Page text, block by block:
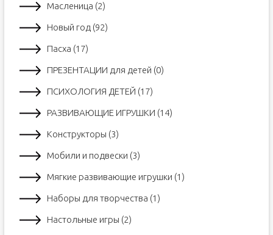
Масленица (2)
Новый год (92)
Пасха (17)
ПРЕЗЕНТАЦИИ для детей (0)
ПСИХОЛОГИЯ ДЕТЕЙ (17)
РАЗВИВАЮЩИЕ ИГРУШКИ (14)
Конструкторы (3)
Мобили и подвески (3)
Мягкие развивающие игрушки (1)
Наборы для творчества (1)
Настольные игры (2)